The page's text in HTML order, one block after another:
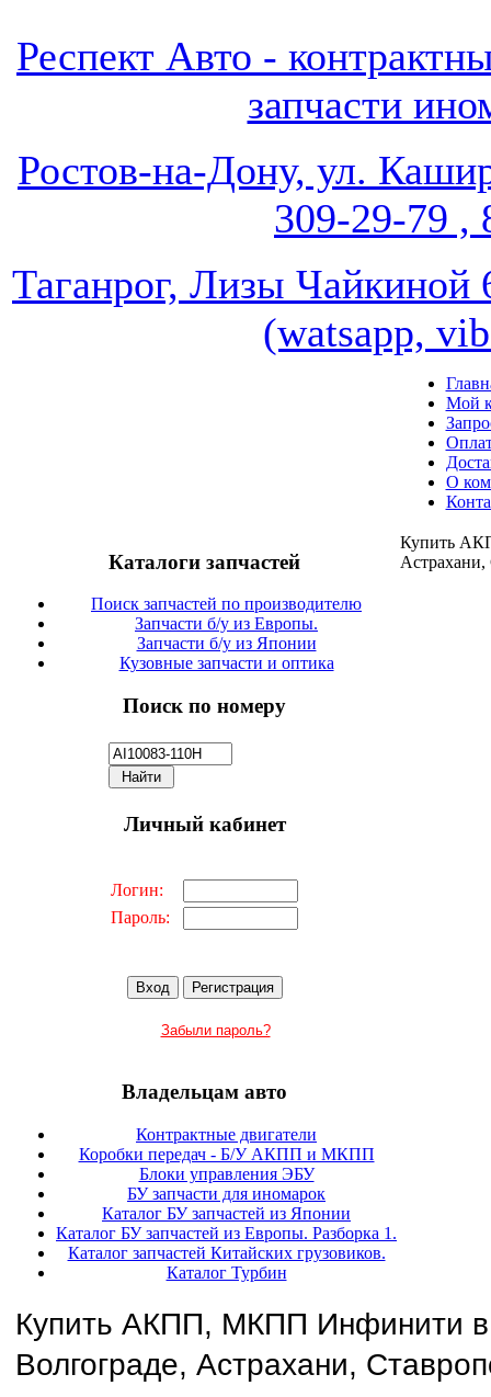
Респект Авто -
запчасти
Ростов-на-Дону, ул.
309-29-79 ,
Таганрог, Лизы
(watsapp,
Мой
О
Каталоги запчастей
Поиск запчастей по производителю
Запчасти б/у из Европы.
Запчасти б/у из Японии
Кузовные запчасти и оптика
Поиск по номеру
Личный кабинет
Логин:
Пароль:
Забыли пароль?
Владельцам авто
Контрактные двигатели
Коробки передач - Б/У АКПП и МКПП
Блоки управления ЭБУ
БУ запчасти для иномарок
Каталог БУ запчастей из Японии
Каталог БУ запчастей из Европы. Разборка 1.
Каталог запчастей Китайских грузовиков.
Каталог Турбин
Купить
Астрахани,
Купить АКПП, МКПП Инфинити в
Волгограде, Астрахани,